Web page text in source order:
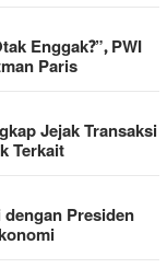
Enggak?”, PWI
Paris
Jejak Transaksi
Terkait
Presiden